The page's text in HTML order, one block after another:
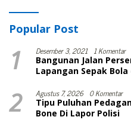
Popular Post
1 Desember 3, 2021 1 Komentar
Bangunan Jalan
Lapangan Sepak
2 Agustus 7, 2026 0 Komentar
Tipu Puluhan
Bone Di Lapor Polisi